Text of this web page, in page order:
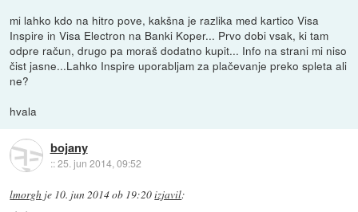
mi lahko kdo na hitro pove, kakšna je razlika med kartico Visa
Inspire in Visa Electron na Banki Koper... Prvo dobi vsak, ki tam
odpre račun, drugo pa moraš dodatno kupit... Info na strani mi niso
čist jasne...Lahko Inspire uporabljam za plačevanje preko spleta ali
ne?
hvala
bojany
::25. jun 2014, 09:52
lmorgh je 10. jun 2014 ob 19:20izjavil: